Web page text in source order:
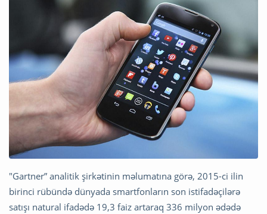
"Gartner” analitik şirkətinin məlumatına görə, 2015-ci ilin
birinci rübündə dünyada smartfonların son istifadəçilərə
satışı natural ifadədə 19,3 faiz artaraq 336 milyon ədədə